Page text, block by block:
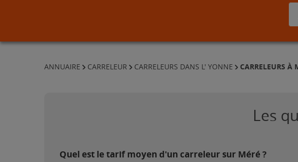
ANNUAIRE CARRELEUR CARRELEURS DANS L' YONNE CARRELEURS À
Les
Quel est le tarif moyen d'un carreleur sur Méré ?